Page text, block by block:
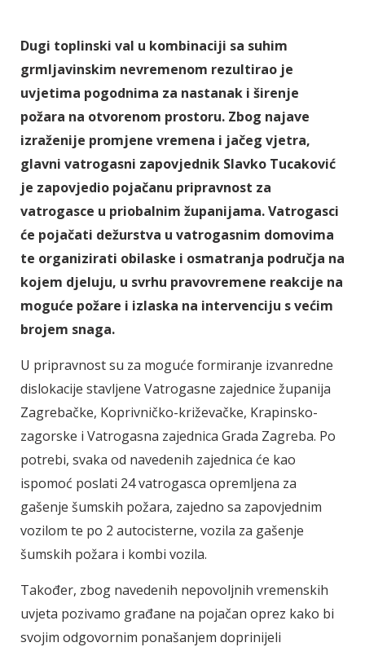
Dugi toplinski val u kombinaciji sa suhim
grmljavinskim nevremenom rezultirao je
uvjetima pogodnima za nastanak i širenje
požara na otvorenom prostoru. Zbog najave
izraženije promjene vremena i jačeg vjetra,
glavni vatrogasni zapovjednik Slavko Tucaković
je zapovjedio pojačanu pripravnost za
vatrogasce u priobalnim županijama. Vatrogasci
će pojačati dežurstva u vatrogasnim domovima
te organizirati obilaske i osmatranja područja na
kojem djeluju, u svrhu pravovremene reakcije na
moguće požare i izlaska na intervenciju s većim
brojem snaga.
U pripravnost su za moguće formiranje izvanredne
dislokacije stavljene Vatrogasne zajednice županija
Zagrebačke, Koprivničko-križevačke, Krapinsko-
zagorske i Vatrogasna zajednica Grada Zagreba. Po
potrebi, svaka od navedenih zajednica će kao
ispomoć poslati 24 vatrogasca opremljena za
gašenje šumskih požara, zajedno sa zapovjednim
vozilom te po 2 autocisterne, vozila za gašenje
šumskih požara i kombi vozila.
Također, zbog navedenih nepovoljnih vremenskih
uvjeta pozivamo građane na pojačan oprez kako bi
svojim odgovornim ponašanjem doprinijeli